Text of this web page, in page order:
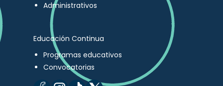
Administrativos
Educación Continua
Programas educativos
Convocatorias